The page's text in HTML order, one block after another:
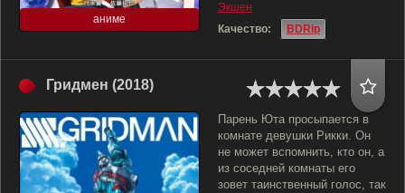
аниме
Экшен
Качество:
BDRip
Гридмен (2018)
Парень Юта просыпается в
комнате девушки Рикки. Он
не может вспомнить, кто он, а
из соседней комнаты его
зовет таинственный голос, так